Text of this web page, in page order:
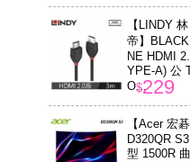
【LINDY 林
帝】BLACK
NE HDMI
YPE-A) 公
O...
$229
【Acer 宏
D320QR
型 1500R